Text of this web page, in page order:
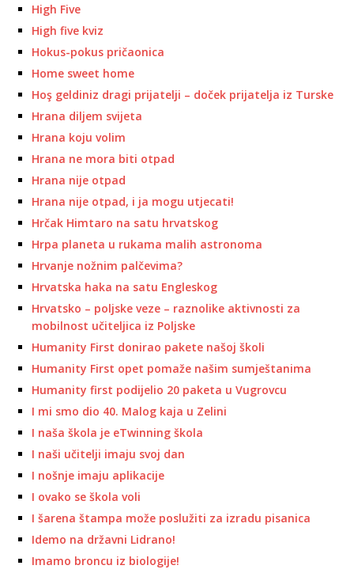
High Five
High five kviz
Hokus-pokus pričaonica
Home sweet home
Hoş geldiniz dragi prijatelji – doček prijatelja iz Turske
Hrana diljem svijeta
Hrana koju volim
Hrana ne mora biti otpad
Hrana nije otpad
Hrana nije otpad, i ja mogu utjecati!
Hrčak Himtaro na satu hrvatskog
Hrpa planeta u rukama malih astronoma
Hrvanje nožnim palčevima?
Hrvatska haka na satu Engleskog
Hrvatsko – poljske veze – raznolike aktivnosti za
mobilnost učiteljica iz Poljske
Humanity First donirao pakete našoj školi
Humanity First opet pomaže našim sumještanima
Humanity first podijelio 20 paketa u Vugrovcu
I mi smo dio 40. Malog kaja u Zelini
I naša škola je eTwinning škola
I naši učitelji imaju svoj dan
I nošnje imaju aplikacije
I ovako se škola voli
I šarena štampa može poslužiti za izradu pisanica
Idemo na državni Lidrano!
Imamo broncu iz biologije!